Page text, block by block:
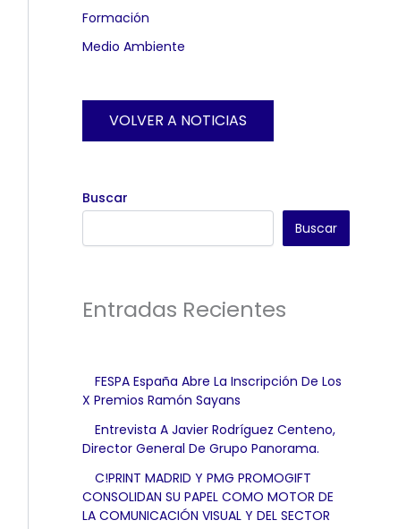
Formación
Medio Ambiente
VOLVER A NOTICIAS
Buscar
Buscar
Entradas Recientes
FESPA España Abre La Inscripción De Los
X Premios Ramón Sayans
Entrevista A Javier Rodríguez Centeno,
Director General De Grupo Panorama.
C!PRINT MADRID Y PMG PROMOGIFT
CONSOLIDAN SU PAPEL COMO MOTOR DE
LA COMUNICACIÓN VISUAL Y DEL SECTOR